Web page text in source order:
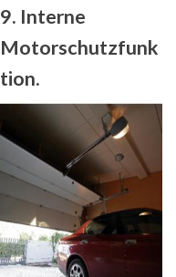
9. Interne
Motorschutzfunk
tion.